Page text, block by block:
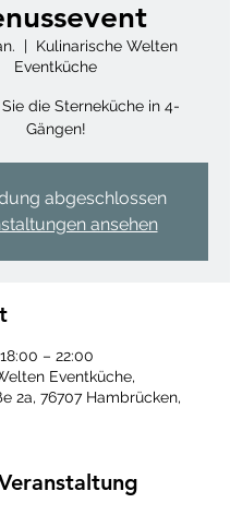
  |
Kulinarische Welten
Eventküche
die Sterneküche in 4-
Gängen!
abgeschlossen
ansehen
– 22:00
Eventküche,
2a, 76707 Hambrücken,